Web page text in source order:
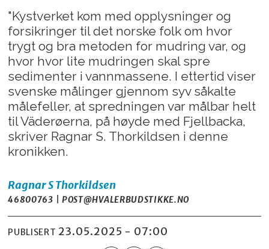
"Kystverket kom med opplysninger og
forsikringer til det norske folk om hvor
trygt og bra metoden for mudring var, og
hvor hvor lite mudringen skal spre
sedimenter i vannmassene. I ettertid viser
svenske målinger gjennom syv såkalte
målefeller, at spredningen var målbar helt
til Väderøerna, på høyde med Fjellbacka,
skriver Ragnar S. Thorkildsen i denne
kronikken.
Ragnar S Thorkildsen
46800763 | POST@HVALERBUDSTIKKE.NO
PUBLISERT 23.05.2025 - 07:00